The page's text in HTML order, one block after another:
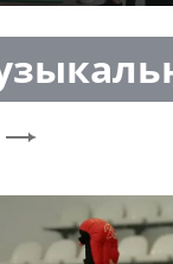
индустрии